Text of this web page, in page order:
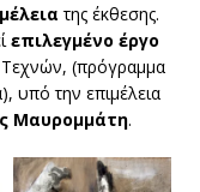
της έκθεσης.
επιλεγμένο έργο
(πρόγραμμα
υπό την επιμέλεια
Μαυρομμάτη.